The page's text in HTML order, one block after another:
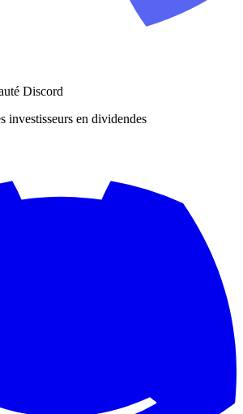
Discord
investisseurs en dividendes